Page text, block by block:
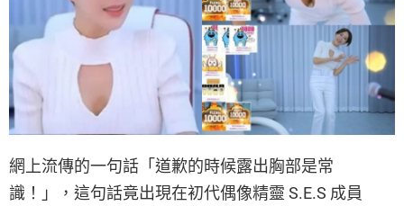
網上流傳的一句話「道歉的時候露出胸部是常
識！」，這句話竟出現在初代偶像精靈 S.E.S 成員